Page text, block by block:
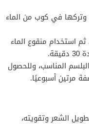
وتركها في كوب من الماء
استخدام منقوع الماء
المناسب، وللحصول
مرتين أسبوعيًا.
الشعر وتقويته،